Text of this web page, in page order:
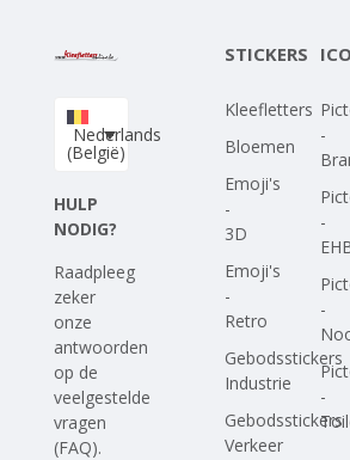
Upload je eigen ontwerp
Corona Covid-19
Nederlands
(België)
HULP
NODIG?
Raadpleeg
zeker
onze
antwoorden
op de
veelgestelde
vragen
(FAQ).
STICKERS
Kleefletters
Bloemen
Emoji's
-
3D
Emoji's
-
Retro
Gebodsstickers
Industrie
Gebodsstickers
Verkeer
-
-
-
-